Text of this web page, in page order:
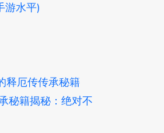
游水平)
释厄传传承秘籍
秘籍揭秘：绝对不